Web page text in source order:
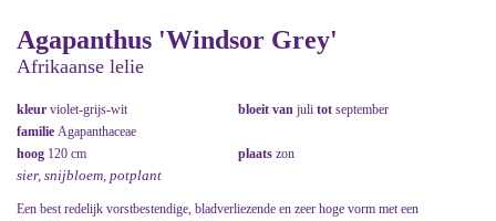
Agapanthus 'Windsor Grey'
Afrikaanse lelie
kleur violet-grijs-wit bloeit van juli tot september
familie Agapanthaceae
hoog 120 cm plaats zon
sier, snijbloem, potplant
Een best redelijk vorstbestendige, bladverliezende en zeer hoge vorm met een